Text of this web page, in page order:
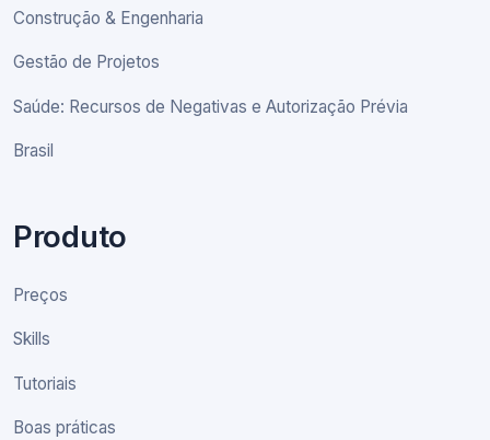
Construção & Engenharia
Gestão de Projetos
Saúde: Recursos de Negativas e Autorização Prévia
Brasil
Produto
Preços
Skills
Tutoriais
Boas práticas